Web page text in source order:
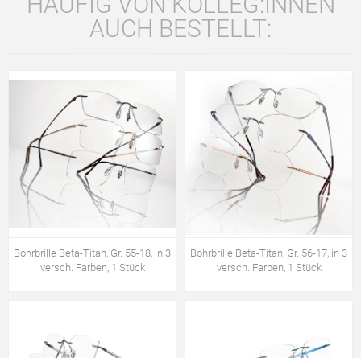
AUCH BESTELLT:
Bohrbrille Beta-Titan, Gr. 55-18, in 3
versch. Farben, 1 Stück
Bohrbrille Beta-Titan, Gr. 56-17, in 3
versch. Farben, 1 Stück